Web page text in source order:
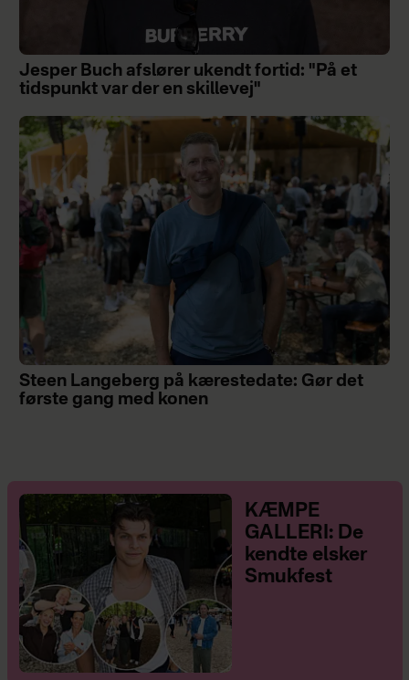
Jesper Buch afslører ukendt fortid: "På et
tidspunkt var der en skillevej"
Steen Langeberg på kærestedate: Gør det
første gang med konen
KÆMPE
GALLERI: De
kendte elsker
Smukfest